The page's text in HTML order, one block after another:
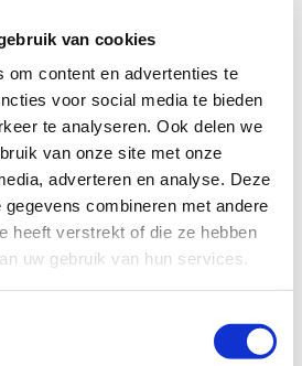
van cookies
om content en advertenties te
voor social media te bieden
te analyseren. Ook delen we
van onze site met onze
adverteren en analyse. Deze
combineren met andere
heeft verstrekt of die ze hebben
uw gebruik van hun services.
je over verschillende